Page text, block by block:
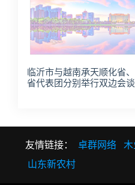
临沂市与越南承天顺化省
省代表团分别举行双边会谈
友情链接： 卓群网络 木
山东新农村